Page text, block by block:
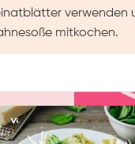
verwenden
mitkochen.